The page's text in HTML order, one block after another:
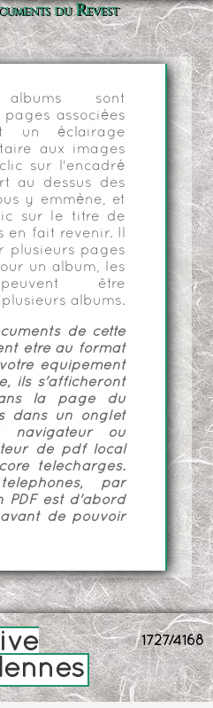
du Revest
albums sont
associées
un éclairage
aux images
sur l'encadré
au dessus des
y emmène, et
sur le titre de
en fait revenir. Il
plusieurs pages
un album, les
être
albums.
de cette
être au format
équipement
ils s'afficheront
la page du
dans un onglet
navigateur ou
de pdf local
téléchargés.
par
PDF est d'abord
de pouvoir
1727/4168